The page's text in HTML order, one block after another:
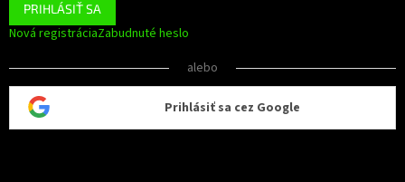
PRIHLÁSIŤ SA
Nová registráciaZabudnuté heslo
alebo
Prihlásiť sa cez Google